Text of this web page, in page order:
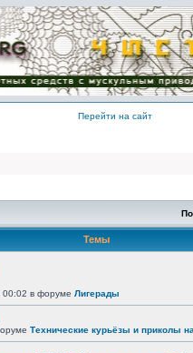
Перейти на сайт
Темы
в форуме Лигерады
Технические курьёзы и приколы